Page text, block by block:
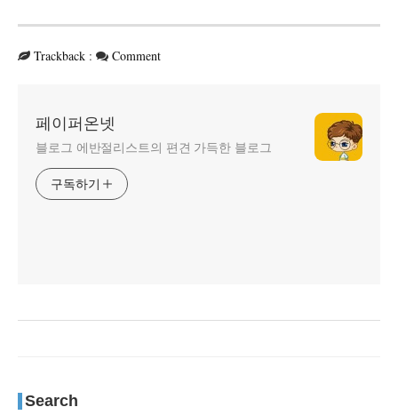
Trackback : Comment
페이퍼온넷
블로그 에반절리스트의 편견 가득한 블로그
구독하기
Search